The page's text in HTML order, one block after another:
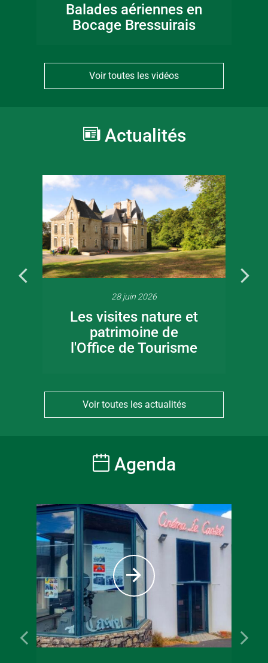
Balades aériennes en
Bocage Bressuirais
Voir toutes les vidéos
Actualités
28 juin 2026
Les visites nature et
patrimoine de
l'Office de Tourisme
Voir toutes les actualités
Agenda